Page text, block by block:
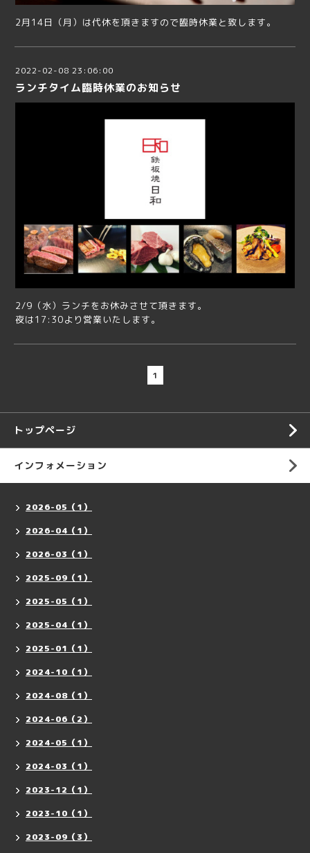
2月14日（月）は代休を頂きますので臨時休業と致します。
2022-02-08 23:06:00
ランチタイム臨時休業のお知らせ
2/9（水）ランチをお休みさせて頂きます。
夜は17:30より営業いたします。
1
トップページ
インフォメーション
2026-05（1）
2026-04（1）
2026-03（1）
2025-09（1）
2025-05（1）
2025-04（1）
2025-01（1）
2024-10（1）
2024-08（1）
2024-06（2）
2024-05（1）
2024-03（1）
2023-12（1）
2023-10（1）
2023-09（3）